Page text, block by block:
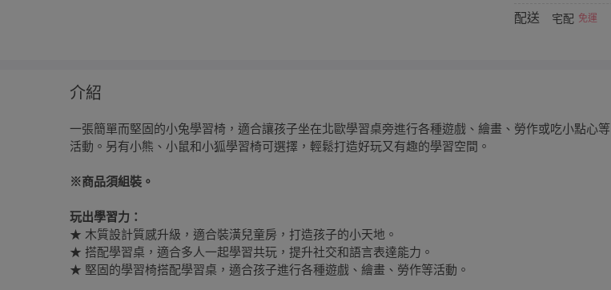
配送 宅配 免運
介紹
一張簡單而堅固的小兔學習椅，適合讓孩子坐在北歐學習桌旁進行各種遊戲、繪畫、勞作或吃小點心等
活動。另有小熊、小鼠和小狐學習椅可選擇，輕鬆打造好玩又有趣的學習空間。
※商品須組裝。
玩出學習力：
★ 木質設計質感升級，適合裝潢兒童房，打造孩子的小天地。
★ 搭配學習桌，適合多人一起學習共玩，提升社交和語言表達能力。
★ 堅固的學習椅搭配學習桌，適合孩子進行各種遊戲、繪畫、勞作等活動。